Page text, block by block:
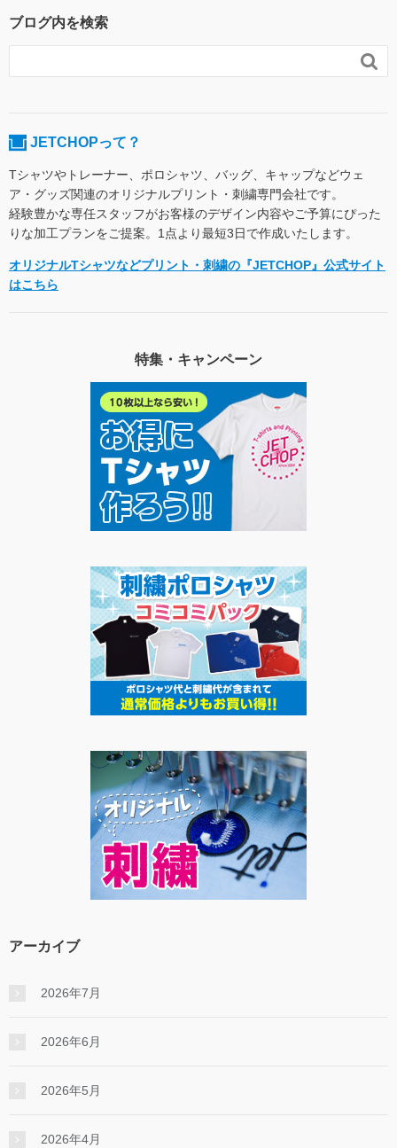
ブログ内を検索

JETCHOPって？
Tシャツやトレーナー、ポロシャツ、バッグ、キャップなどウェ
ア・グッズ関連のオリジナルプリント・刺繍専門会社です。
経験豊かな専任スタッフがお客様のデザイン内容やご予算にぴった
りな加工プランをご提案。1点より最短3日で作成いたします。
オリジナルTシャツなどプリント・刺繍の『JETCHOP』公式サイト
はこちら
特集・キャンペーン
アーカイブ
2026年7月
2026年6月
2026年5月
2026年4月